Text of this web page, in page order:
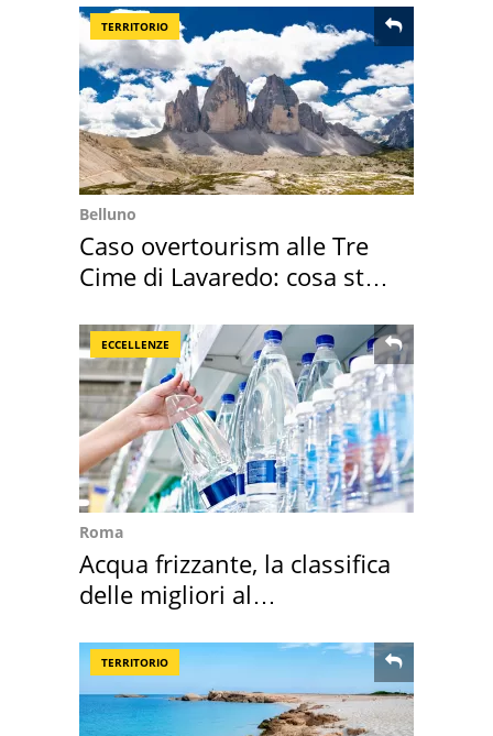
TERRITORIO
Belluno
Caso overtourism alle Tre
Cime di Lavaredo: cosa sta
ECCELLENZE
Roma
Acqua frizzante, la classifica
delle migliori al
TERRITORIO